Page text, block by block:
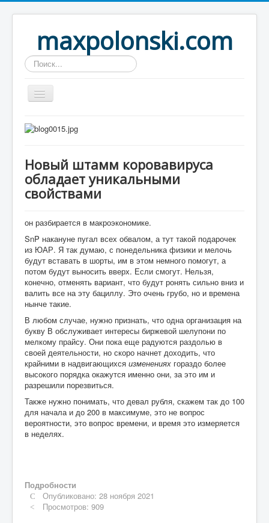
maxpolonski.com
Искать...
Home
Рассказы
Контакты
Новый штамм коровавируса
обладает уникальными
свойствами
он разбирается в макроэкономике.
SnP накануне пугал всех обвалом, а тут такой подарочек
из ЮАР. Я так думаю, с понедельника физики и мелочь
будут вставать в шорты, им в этом немного помогут, а
потом будут выносить вверх. Если смогут. Нельзя,
конечно, отменять вариант, что будут ронять сильно вниз и
валить все на эту бациллу. Это очень грубо, но и времена
нынче такие.
В любом случае, нужно признать, что одна организация на
букву В обслуживает интересы биржевой шелупони по
мелкому прайсу. Они пока еще радуются раздолью в
своей деятельности, но скоро начнет доходить, что
крайними в надвигающихся изменениях гораздо более
высокого порядка окажутся именно они, за это им и
разрешили порезвиться.
Также нужно понимать, что девал рубля, скажем так до 100
для начала и до 200 в максимуме, это не вопрос
вероятности, это вопрос времени, и время это измеряется
в неделях.
Подробности
Опубликовано: 28 ноября 2021
Просмотров: 909